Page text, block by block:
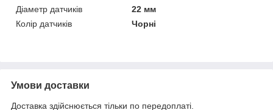
Діаметр датчиків
22 мм
Колір датчиків
Чорні
Умови доставки
Доставка здійснюється тільки по передоплаті.